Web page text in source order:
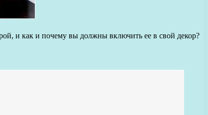
и как и почему вы должны включить ее в свой декор?